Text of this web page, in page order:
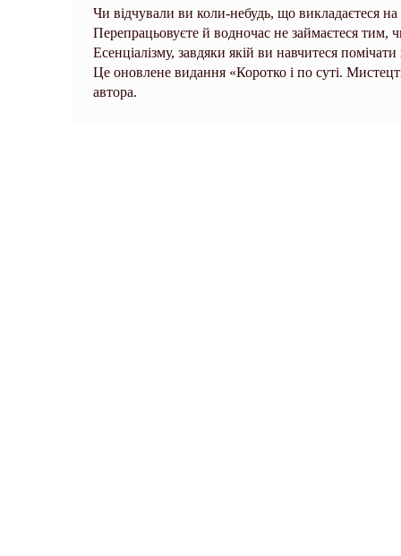
Чи відчували ви коли-небудь, що викладаєтеся
Перепрацьовуєте й водночас не займаєтеся
Есенціалізму, завдяки якій ви навчитеся
Це оновлене видання «Коротко і по суті.
автора.